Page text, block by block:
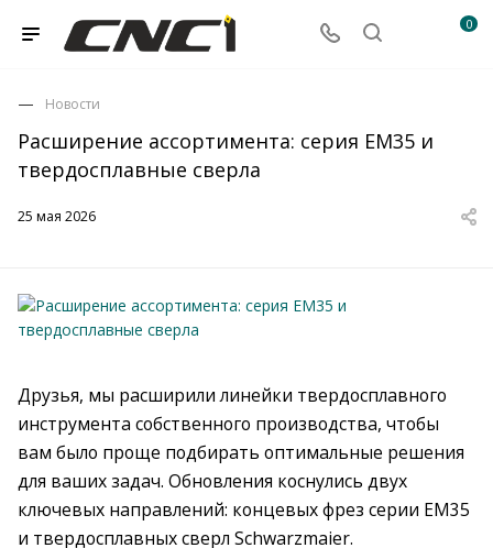
0
Расширение ассортимента: серия EM35 и
твердосплавные сверла
Новости
25 мая 2026
Друзья, мы расширили линейки твердосплавного
инструмента собственного производства, чтобы
вам было проще подбирать оптимальные решения
для ваших задач. Обновления коснулись двух
ключевых направлений: концевых фрез серии EM35
и твердосплавных сверл Schwarzmaier.